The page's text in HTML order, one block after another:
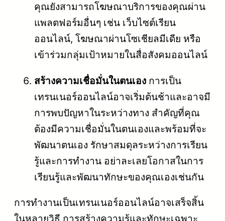
คุณยังสามารถโฆษณาบริการของคุณผ่าน
แพลตฟอร์มอื่นๆ เช่น เว็บไซต์เรียน
ออนไลน์, โฆษณาผ่านโซเชียลมีเดีย หรือ
เข้าร่วมกลุ่มเป้าหมายในสื่อสังคมออนไลน์
สร้างความเชื่อมั่นในตนเอง การเป็น
เทรนเนอร์ออนไลน์อาจเริ่มต้นช้าและอาจมี
การพบปัญหาในระหว่างทาง สำคัญที่คุณ
ต้องมีความเชื่อมั่นในตนเองและพร้อมที่จะ
พัฒนาตนเอง รักษาสมดุลระหว่างการเรียน
รู้และการทำงาน อย่าละเลยโอกาสในการ
เรียนรู้และพัฒนาทักษะของคุณเองเช่นกัน
การทำงานเป็นเทรนเนอร์ออนไลน์อาจเสร็จสิ้น
ในหลายวิธี การสร้างความรู้และทักษะเฉพาะ